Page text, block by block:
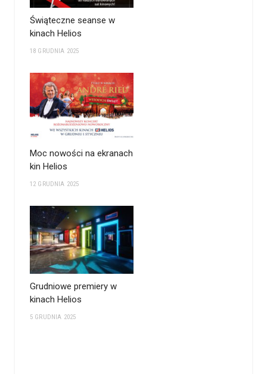
Świąteczne seanse w
kinach Helios
18 GRUDNIA 2025
Moc nowości na ekranach
kin Helios
12 GRUDNIA 2025
Grudniowe premiery w
kinach Helios
5 GRUDNIA 2025